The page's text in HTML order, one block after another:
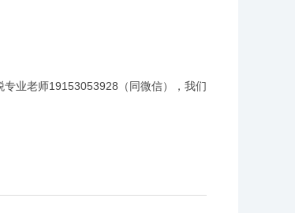
业老师19153053928（同微信），我们